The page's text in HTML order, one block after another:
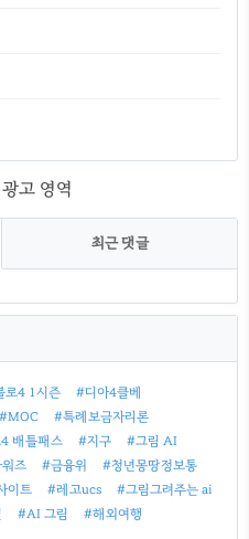
고 영역
최근 댓글
로4 1시즌
#디아4클베
#MOC
#특례보금자리론
배틀패스 #지구
#그림 AI
즈 #금융위
#청년몽땅정보통
이트 #레고ucs
#그림그려주는 ai
#AI 그림
#해외여행